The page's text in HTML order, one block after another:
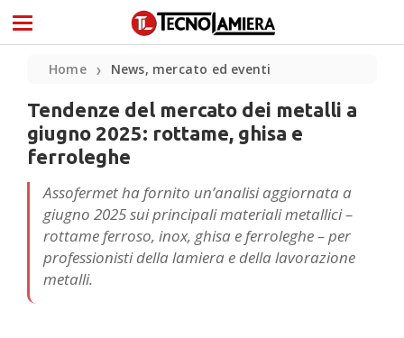
Home ❯ News, mercato ed eventi
Tendenze del mercato dei metalli a
giugno 2025: rottame, ghisa e
ferroleghe
Assofermet ha fornito un’analisi aggiornata a
giugno 2025 sui principali materiali metallici –
rottame ferroso, inox, ghisa e ferroleghe – per
professionisti della lamiera e della lavorazione
metalli.